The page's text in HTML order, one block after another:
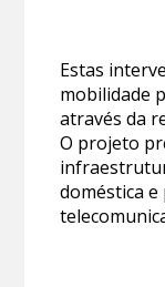
Estas
mobilidade
através da
O projeto
doméstica e